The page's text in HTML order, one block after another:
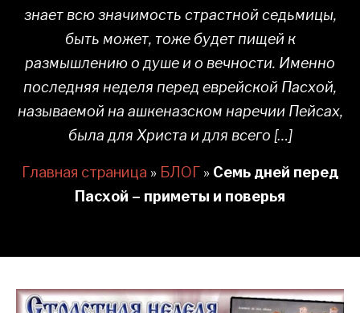
знает всю значимость страстной седьмицы,
быть может, тоже будет пищей к
размышлению о душе и о вечности. Именно
последняя неделя перед еврейской Пасхой,
называемой на ашкеназском наречии Пейсах,
была для Христа и для всего […]
Главная страница » БЛОГ » Семь дней перед
Пасхой – приметы и поверья